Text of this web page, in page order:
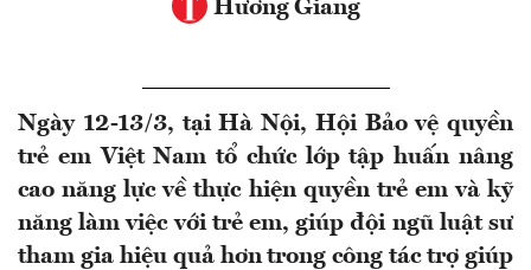
Hương Giang
Ngày 12-13/3, tại Hà Nội, Hội Bảo vệ quyền
trẻ em Việt Nam tổ chức lớp tập huấn nâng
cao năng lực về thực hiện quyền trẻ em và kỹ
năng làm việc với trẻ em, giúp đội ngũ luật sư
tham gia hiệu quả hơn trong công tác trợ giúp